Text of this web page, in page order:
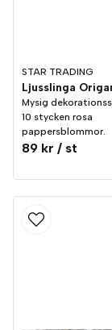
STAR TRADING
Mysig
10 stycken rosa
pappersblommor.
89 kr / st